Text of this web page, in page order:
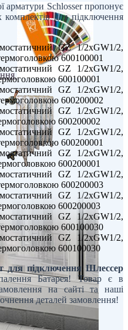
арматури Schlosser пропонує
для підключення
GZ 1/2xGW1/2,
600100001
GZ 1/2xGW1/2,
600100001
GZ 1/2xGW1/2,
600200002
GZ 1/2xGW1/2,
600200002
GZ 1/2xGW1/2,
600200001
GZ 1/2xGW1/2,
600200001
GZ 1/2xGW1/2,
600200003
GZ 1/2xGW1/2,
600200003
GZ 1/2xGW1/2,
600100030
GZ 1/2xGW1/2,
600100030
для підключення Шлессер
Батарея! Товар є в
на сайті та наші
деталей замовлення!